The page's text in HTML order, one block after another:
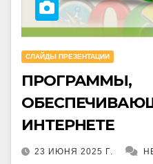
СЛАЙДЫ ПРЕЗЕНТАЦИИ
ПРОГРАММЫ,
ИНТЕРНЕТЕ
23 ИЮНЯ 2025 Г.